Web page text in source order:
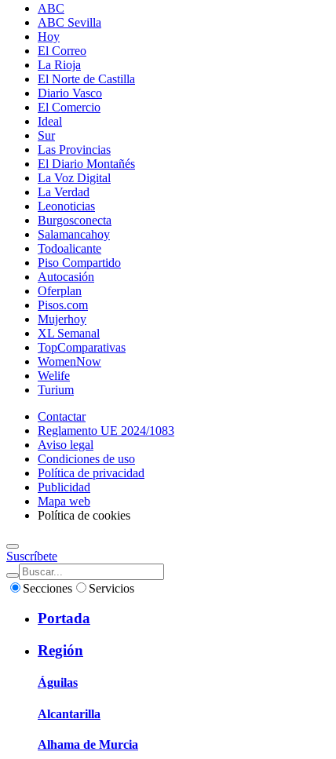
ABC
ABC Sevilla
Hoy
El Correo
La Rioja
El Norte de Castilla
Diario Vasco
El Comercio
Ideal
Sur
Las Provincias
El Diario Montañés
La Voz Digital
La Verdad
Leonoticias
Burgosconecta
Salamancahoy
Todoalicante
Piso Compartido
Autocasión
Oferplan
Pisos.com
Mujerhoy
XL Semanal
TopComparativas
WomenNow
Welife
Turium
Contactar
Reglamento UE 2024/1083
Aviso legal
Condiciones de uso
Política de privacidad
Publicidad
Mapa web
Política de cookies
Suscríbete
Secciones Servicios
Portada
Región
Águilas
Alcantarilla
Alhama de Murcia